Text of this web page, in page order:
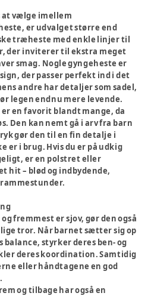
at vælge imellem
er udvalget større end
træheste med enkle linjer til
der inviterer til ekstra meget
smag. Nogle gyngeheste er
der passer perfekt ind i det
andre har detaljer som sadel,
legen endnu mere levende.
en favorit blandt mange, da
Den kan nemt gå i arv fra barn
gør den til en fin detalje i
er i brug. Hvis du er på udkig
er en polstret eller
hit – blød og indbydende,
fremmest er sjov, gør den også
tror. Når barnet sætter sig op
styrker deres ben- og
deres koordination. Samtidig
eller håndtagene en god
og tilbage har også en